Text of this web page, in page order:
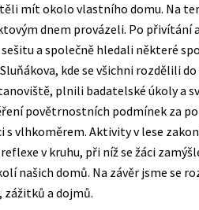
mít okolo vlastního domu. Na
dnem provázeli. Po přivítání
a společně hledali některé
kde se všichni rozdělili
plnili badatelské úkoly a
povětrnostních podmínek za
s vlhkoměrem. Aktivity v lese
v kruhu, při níž se žáci
našich domů. Na závěr jsme se
zážitků a dojmů.